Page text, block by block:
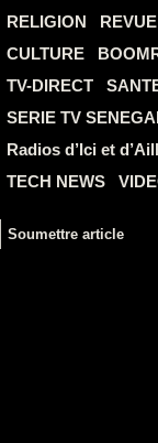
RELIGION
CULTURE
TV-DIRECT
SERIE TV
Radios d’Ici et
TECH NEWS
Soumettre article